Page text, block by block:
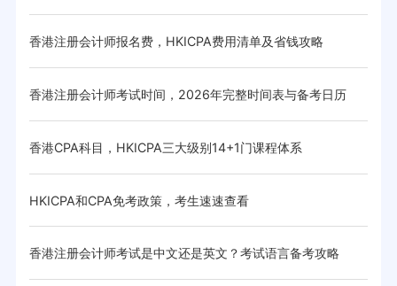
香港注册会计师报名费，HKICPA费用清单及省钱攻略
香港注册会计师考试时间，2026年完整时间表与备考日历
香港CPA科目，HKICPA三大级别14+1门课程体系
HKICPA和CPA免考政策，考生速速查看
香港注册会计师考试是中文还是英文？考试语言备考攻略